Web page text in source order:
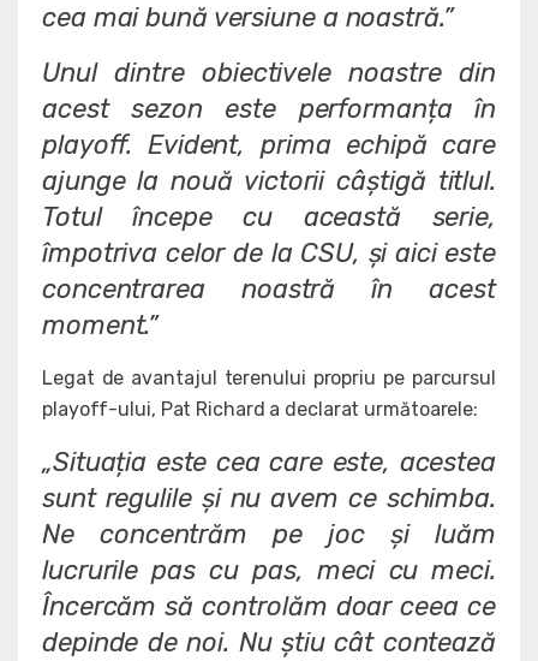
cea mai bună versiune a noastră.”
Unul dintre obiectivele noastre din
acest sezon este performanța în
playoff. Evident, prima echipă care
ajunge la nouă victorii câștigă titlul.
Totul începe cu această serie,
împotriva celor de la CSU, și aici este
concentrarea noastră în acest
moment.”
Legat de avantajul terenului propriu pe parcursul
playoff-ului, Pat Richard a declarat următoarele:
„Situația este cea care este, acestea
sunt regulile și nu avem ce schimba.
Ne concentrăm pe joc și luăm
lucrurile pas cu pas, meci cu meci.
Încercăm să controlăm doar ceea ce
depinde de noi. Nu știu cât contează